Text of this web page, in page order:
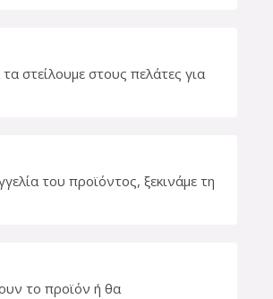
στείλουμε στους πελάτες για
του προϊόντος, ξεκινάμε τη
το προϊόν ή θα